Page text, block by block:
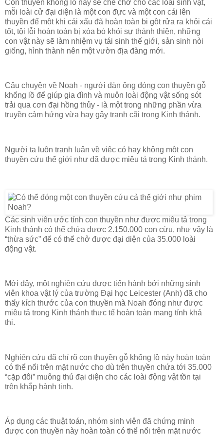
Con thuyền khổng lồ này sẽ che chở cho các loài sinh vật,
mỗi loài cử đại diện là một con đực và một con cái lên
thuyền để một khi cái xấu đã hoàn toàn bị gột rửa ra khỏi cái
tốt, tội lỗi hoàn toàn bị xóa bỏ khỏi sự thánh thiện, những
con vật này sẽ làm nhiệm vụ tái sinh thế giới, sản sinh nòi
giống, hình thành nên một vườn địa đàng mới.
Câu chuyện về Noah - người đàn ông đóng con thuyền gỗ
khổng lồ để giúp gia đình và muôn loài động vật sống sót
trải qua cơn đại hồng thủy - là một trong những phần vừa
truyền cảm hứng vừa hay gây tranh cãi trong Kinh thánh.
Người ta luôn tranh luận về việc có hay không một con
thuyền cứu thế giới như đã được miêu tả trong Kinh thánh.
Các sinh viên ước tính con thuyền như được miêu tả trong
Kinh thánh có thể chứa được 2.150.000 con cừu, như vậy là
“thừa sức” để có thể chở được đại diện của 35.000 loài
động vật.
Mới đây, một nghiên cứu được tiến hành bởi những sinh
viên khoa vật lý của trường Đại học Leicester (Anh) đã cho
thấy kích thước của con thuyền mà Noah đóng như được
miêu tả trong Kinh thánh thực tế hoàn toàn mang tính khả
thi.
Nghiên cứu đã chỉ rõ con thuyền gỗ khổng lồ này hoàn toàn
có thể nổi trên mặt nước cho dù trên thuyền chứa tới 35.000
“cặp đôi” muông thú đại diện cho các loài động vật tồn tại
trên khắp hành tinh.
Áp dụng các thuật toán, nhóm sinh viên đã chứng minh
được con thuyền này hoàn toàn có thể nổi trên mặt nước